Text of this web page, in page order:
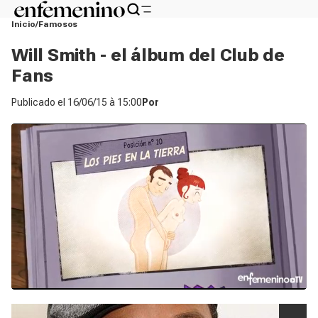
Inicio Famosos
Will Smith - el álbum del Club de
Fans
Publicado el 16/06/15 à 15:00 Por